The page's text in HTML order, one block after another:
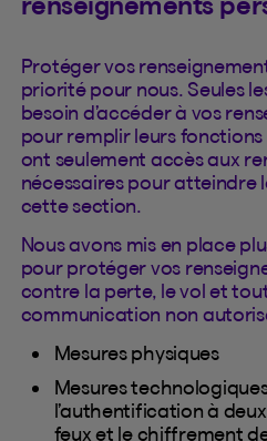
Protéger vos
priorité pour nous. Seules
besoin d’accéder à vos
pour remplir leurs fonctions
ont seulement accès aux
nécessaires pour atteindre
cette section.
Nous avons mis en place
pour protéger vos
contre la perte, le vol et
communication non
Mesures physiques
Mesures
l’authentification à
feux et le chiffrement